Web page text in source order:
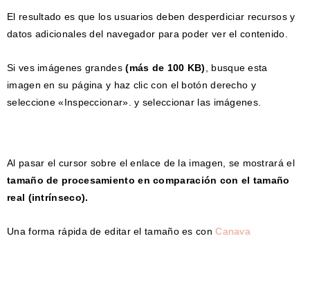
El resultado es que los usuarios deben desperdiciar recursos y
datos adicionales del navegador para poder ver el contenido.
Si ves imágenes grandes(más de 100 KB)
, busque esta
imagen en su página y haz clic con el botón derecho y
seleccione «Inspeccionar». y seleccionar las imágenes.
Al pasar el cursor sobre el enlace de la imagen, se mostrará el
tamaño de procesamiento en comparación con el tamaño
real (intrínseco).
Una forma rápida de editar el tamaño es conCanava